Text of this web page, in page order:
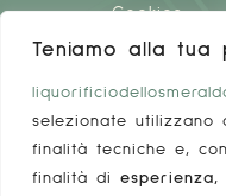
Teniamo alla tua
selezionate utilizzano
finalità tecniche e,
finalità di esperienza,
Cookies